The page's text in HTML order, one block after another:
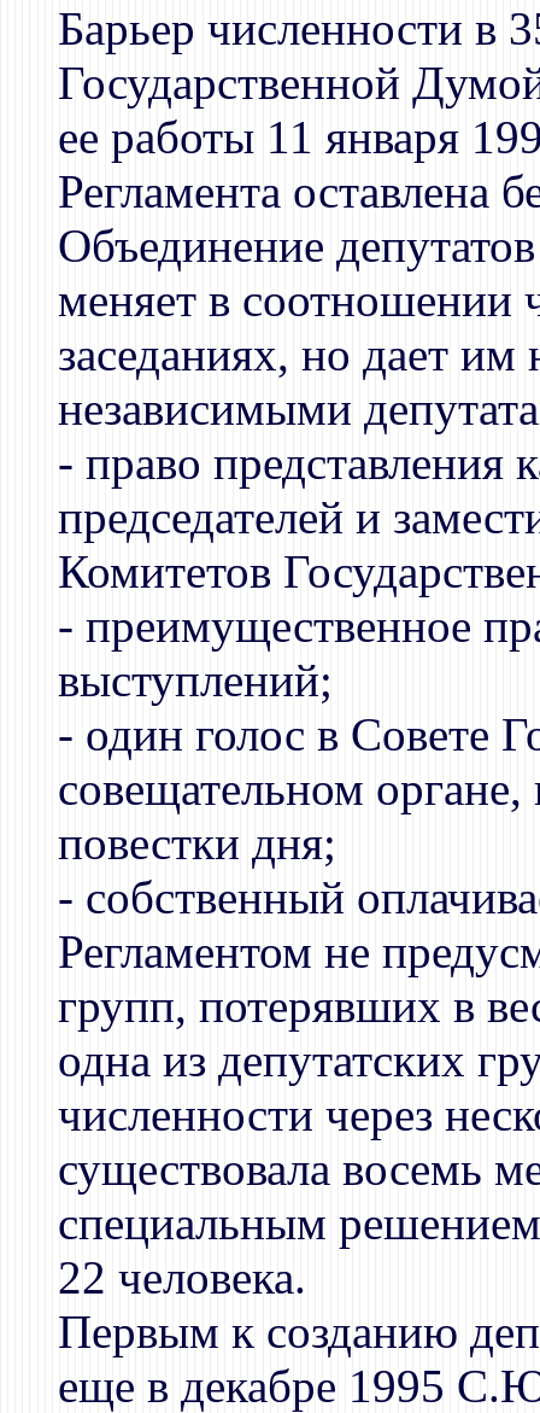
Барьер численности в
Государственной
ее работы 11 января
Регламента оставлена
Объединение
меняет в соотношении
заседаниях, но дает
независимыми
- право представления
председателей и
Комитетов
- преимущественное
выступлений;
- один голос в Совете
совещательном
повестки дня;
- собственный
Регламентом не
групп, потерявших в
одна из депутатских
численности через
существовала восемь
специальным
22 человека.
Первым к созданию
еще в декабре 1995